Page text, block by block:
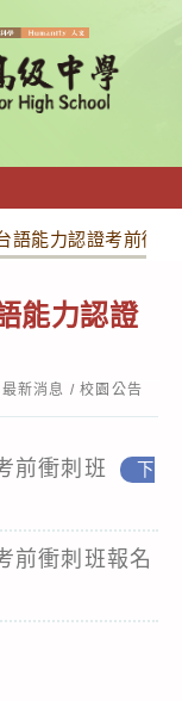
語能力認證考前衝刺
能力認證
最新消息 / 校園公告
前衝刺班
下
前衝刺班報名